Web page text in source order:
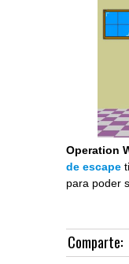
Operation
de escape
para poder
Comparte: